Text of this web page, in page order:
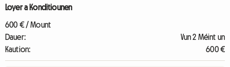
Loyer a Konditiounen
600 € / Mount
Dauer:
Vun 2 Méint un
Kaution:
600 €